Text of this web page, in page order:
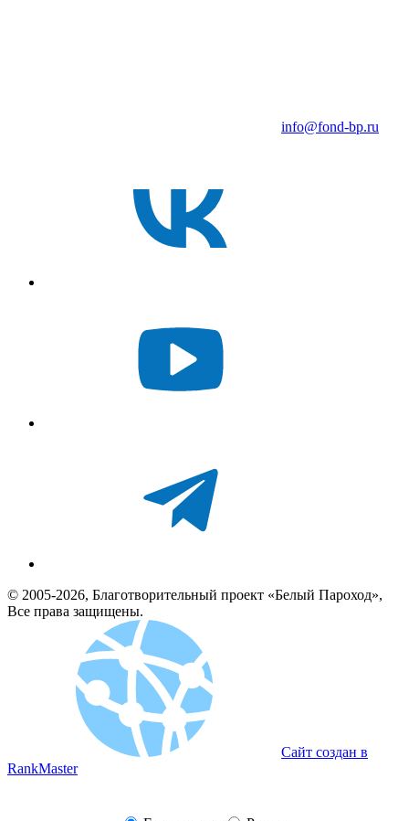
info@fond-bp.ru
© 2005-2026, Благотворительный проект «Белый Пароход»,
Все права защищены.
Сайт создан в
RankMaster